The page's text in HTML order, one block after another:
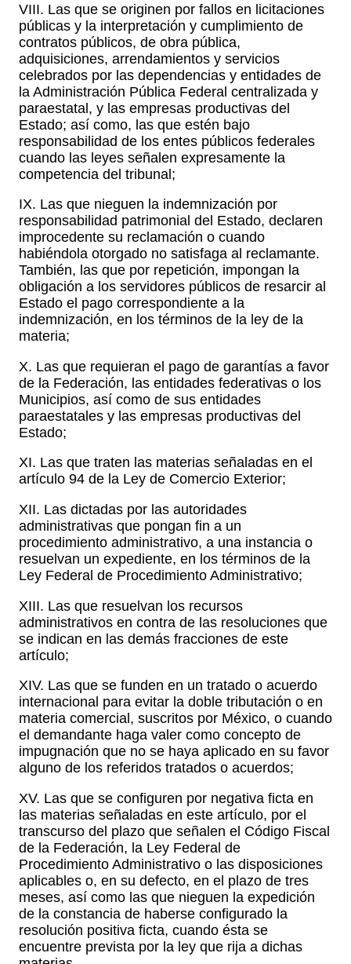
VIII. Las que se originen por fallos en licitaciones
públicas y la interpretación y cumplimiento de
contratos públicos, de obra pública,
adquisiciones, arrendamientos y servicios
celebrados por las dependencias y entidades de
la Administración Pública Federal centralizada y
paraestatal, y las empresas productivas del
Estado; así como, las que estén bajo
responsabilidad de los entes públicos federales
cuando las leyes señalen expresamente la
competencia del tribunal;
IX. Las que nieguen la indemnización por
responsabilidad patrimonial del Estado, declaren
improcedente su reclamación o cuando
habiéndola otorgado no satisfaga al reclamante.
También, las que por repetición, impongan la
obligación a los servidores públicos de resarcir al
Estado el pago correspondiente a la
indemnización, en los términos de la ley de la
materia;
X. Las que requieran el pago de garantías a favor
de la Federación, las entidades federativas o los
Municipios, así como de sus entidades
paraestatales y las empresas productivas del
Estado;
XI. Las que traten las materias señaladas en el
artículo 94 de la Ley de Comercio Exterior;
XII. Las dictadas por las autoridades
administrativas que pongan fin a un
procedimiento administrativo, a una instancia o
resuelvan un expediente, en los términos de la
Ley Federal de Procedimiento Administrativo;
XIII. Las que resuelvan los recursos
administrativos en contra de las resoluciones que
se indican en las demás fracciones de este
artículo;
XIV. Las que se funden en un tratado o acuerdo
internacional para evitar la doble tributación o en
materia comercial, suscritos por México, o cuando
el demandante haga valer como concepto de
impugnación que no se haya aplicado en su favor
alguno de los referidos tratados o acuerdos;
XV. Las que se configuren por negativa ficta en
las materias señaladas en este artículo, por el
transcurso del plazo que señalen el Código Fiscal
de la Federación, la Ley Federal de
Procedimiento Administrativo o las disposiciones
aplicables o, en su defecto, en el plazo de tres
meses, así como las que nieguen la expedición
de la constancia de haberse configurado la
resolución positiva ficta, cuando ésta se
encuentre prevista por la ley que rija a dichas